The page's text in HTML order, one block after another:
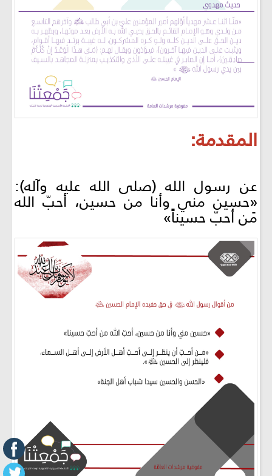
المقدمة:
عن رسول الله (صلى الله عليه وآله):
«حسين مني وأنا من حسين، أحبّ الله
مَن أحبّ حسيناً»